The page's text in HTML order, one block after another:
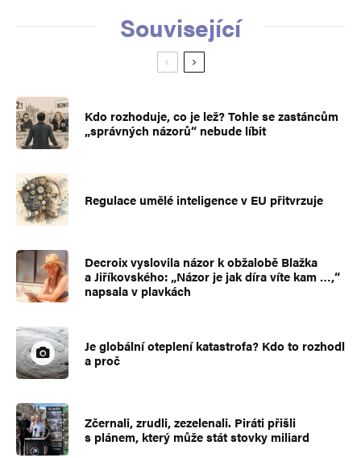
Související
Kdo rozhoduje, co je lež? Tohle se zastáncům
„správných názorů“ nebude líbit
Regulace umělé inteligence v EU přitvrzuje
Decroix vyslovila názor k obžalobě Blažka
a Jiříkovského: „Názor je jak díra víte kam …,“
napsala v plavkách
Je globální oteplení katastrofa? Kdo to rozhodl
a proč
Zčernali, zrudli, zezelenali. Piráti přišli
s plánem, který může stát stovky miliard